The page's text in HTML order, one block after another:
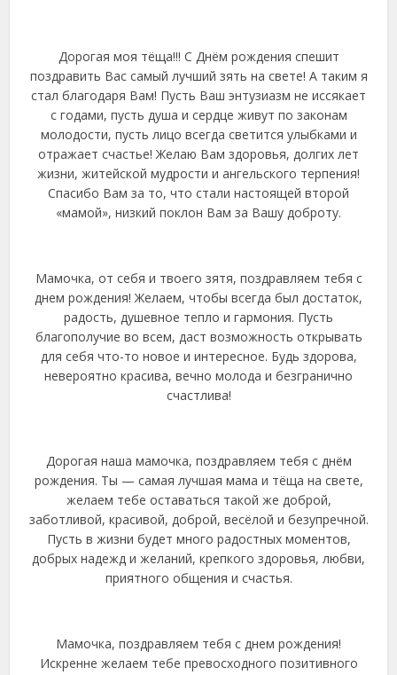
Дорогая моя тёща!!! С Днём рождения спешит
поздравить Вас самый лучший зять на свете! А таким я
стал благодаря Вам! Пусть Ваш энтузиазм не иссякает
с годами, пусть душа и сердце живут по законам
молодости, пусть лицо всегда светится улыбками и
отражает счастье! Желаю Вам здоровья, долгих лет
жизни, житейской мудрости и ангельского терпения!
Спасибо Вам за то, что стали настоящей второй
«мамой», низкий поклон Вам за Вашу доброту.
Мамочка, от себя и твоего зятя, поздравляем тебя с
днем рождения! Желаем, чтобы всегда был достаток,
радость, душевное тепло и гармония. Пусть
благополучие во всем, даст возможность открывать
для себя что-то новое и интересное. Будь здорова,
невероятно красива, вечно молода и безгранично
счастлива!
Дорогая наша мамочка, поздравляем тебя с днём
рождения. Ты — самая лучшая мама и тёща на свете,
желаем тебе оставаться такой же доброй,
заботливой, красивой, доброй, весёлой и безупречной.
Пусть в жизни будет много радостных моментов,
добрых надежд и желаний, крепкого здоровья, любви,
приятного общения и счастья.
Мамочка, поздравляем тебя с днем рождения!
Искренне желаем тебе превосходного позитивного